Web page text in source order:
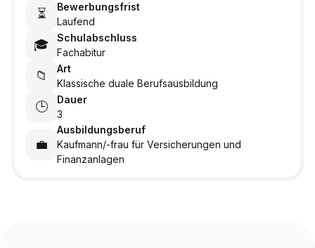
⏳
Bewerbungsfrist
Laufend
🎓
Schulabschluss
Fachabitur
📁
Art
Klassische duale Berufsausbildung
🕒
Dauer
3
💼
Ausbildungsberuf
Kaufmann/-frau für Versicherungen und
Finanzanlagen